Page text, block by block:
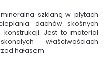
szklaną w płytach
dachów skośnych
Jest to materiał
właściwościach
hałasem.